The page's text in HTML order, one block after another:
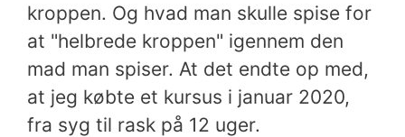
kroppen. Og hvad man skulle spise for
at "helbrede kroppen" igennem den
mad man spiser. At det endte op med,
at jeg købte et kursus i januar 2020,
fra syg til rask på 12 uger.